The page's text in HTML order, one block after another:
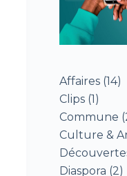
Affaires (14)
Clips (1)
Commune
Culture &
Diaspora (2)